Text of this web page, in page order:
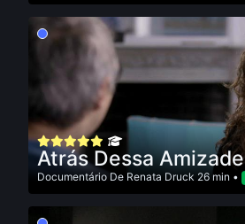
Atrás Dessa Amizade
Documentário De Renata Druck 26 min •